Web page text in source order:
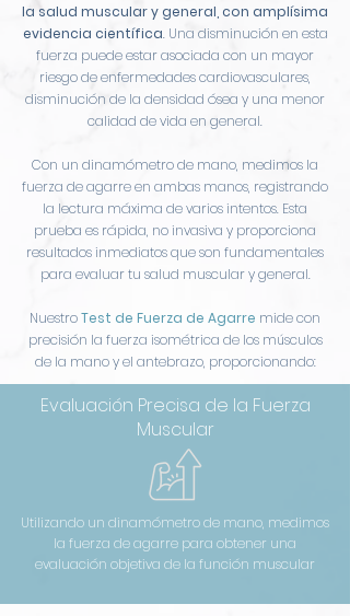
la salud muscular y general, con amplísima
evidencia científica. Una disminución en esta
fuerza puede estar asociada con un mayor
riesgo de enfermedades cardiovasculares,
disminución de la densidad ósea y una menor
calidad de vida en general.
Con un dinamómetro de mano, medimos la
fuerza de agarre en ambas manos, registrando
la lectura máxima de varios intentos. Esta
prueba es rápida, no invasiva y proporciona
resultados inmediatos que son fundamentales
para evaluar tu salud muscular y general.
NuestroTest de Fuerza de Agarre mide con
precisión la fuerza isométrica de los músculos
de la mano y el antebrazo, proporcionando:
Evaluación Precisa de la Fuerza
Muscular
Utilizando un dinamómetro de mano, medimos
la fuerza de agarre para obtener una
evaluación objetiva de la función muscular